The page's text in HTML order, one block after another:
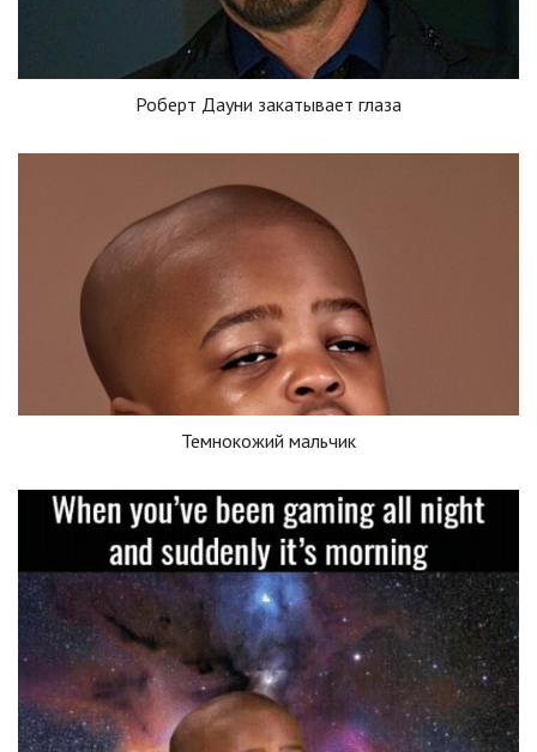
Роберт Дауни закатывает глаза
Темнокожий мальчик